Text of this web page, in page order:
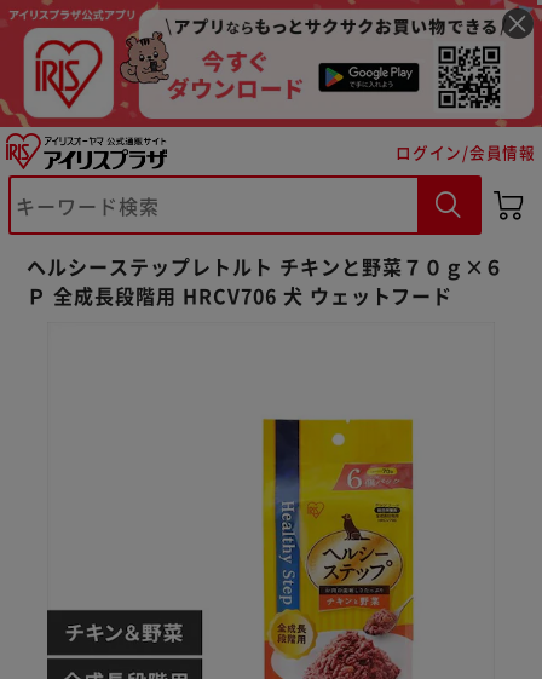
ログイン/会員情報
ヘルシーステップレトルト チキンと野菜７０ｇ×６
Ｐ 全成長段階用 HRCV706 犬 ウェットフード
※ご確認ください